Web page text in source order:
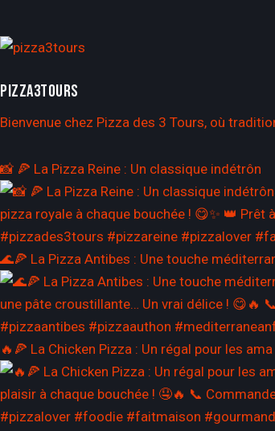
PIZZA3TOURS
Bienvenue chez Pizza des 3 Tours, où
📸 🍕 La Pizza Reine : Un classique indétrôn
🌊🍕 La Pizza Antibes : Une touche
🔥🍕 La Chicken Pizza : Un régal pour les ama